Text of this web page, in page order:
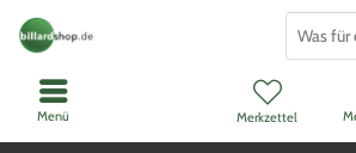
Merkzettel
Menü